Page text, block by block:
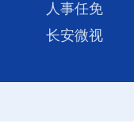
人事任免
长安微视